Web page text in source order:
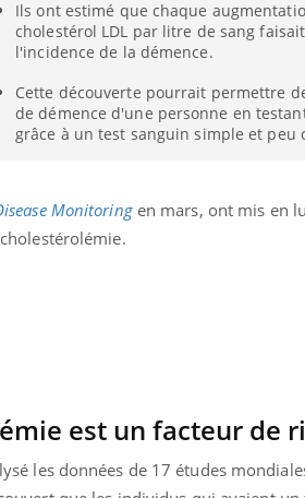
Ils ont estimé que chaque
cholestérol LDL par litre de sang
l'incidence de la démence.
Cette découverte pourrait permettre
de démence d'une personne en
grâce à un test sanguin simple et peu
Monitoringen mars, ont mis en
est un facteur de
les données de 17 études
tous les jours se profile-t-
elle enfin ?
jours de vos vacances ?